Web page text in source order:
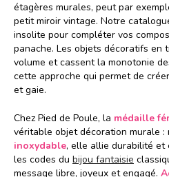
étagères murales, peut par
petit miroir vintage. Notre
insolite pour compléter vos
panache. Les objets décoratifs en
volume et cassent la monotonie
cette approche qui permet de
et gaie.
Chez Pied de Poule, la médaille
véritable objet décoration murale :
inoxydable, elle allie durabilité
les codes du bijou fantaisie
message libre, joyeux et engagé.